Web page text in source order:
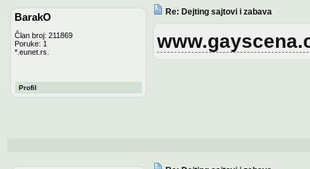
BarakO
Član broj: 211869
Poruke: 1
*.eunet.rs.
Profil
Re: Dejting sajtovi i zabava